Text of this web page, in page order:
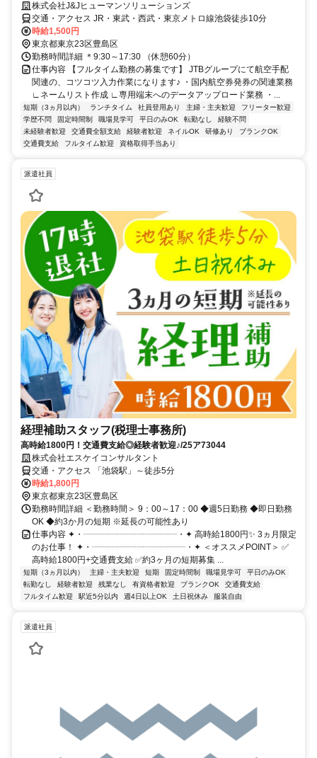
株式会社J&Jヒューマンソリューションズ
交通・アクセス JR・東武・西武・東京メトロ線池袋徒歩10分
時給1,500円
東京都東京23区豊島区
勤務時間詳細 ＊9:30～17:30 （休憩60分）
仕事内容 【フルタイム勤務の募集です】 JTBグループにて航空手配
関連の、コツコツ入力作業になります♪ ・国内航空券発券の関連業務
∟ネームリスト作成 ∟専用端末へのデータアップロード業務 ・...
短期（3ヵ月以内） ランチタイム 社員登用あり 主婦・主夫歓迎
フリーター歓迎
学歴不問
固定時間制 職場見学可 平日のみOK 転勤なし
経験不問
未経験者歓迎
交通費全額支給 経験者歓迎 ネイルOK 研修あり
ブランクOK
交通費支給
フルタイム歓迎 資格取得手当あり
派遣社員
経理補助スタッフ(税理士事務所)
高時給1800円！交通費支給◎経験者歓迎♪/25ア73044
株式会社エスケイコンサルタント
交通・アクセス 「池袋駅」～徒歩5分
時給1,800円
東京都東京23区豊島区
勤務時間詳細 ＜勤務時間＞ 9：00～17：00 ◆週5日勤務 ◆即日勤務
OK ◆約3か月の短期 ※延長の可能性あり
仕事内容 ✦・┈┈┈┈┈┈┈┈┈┈┈・✦ 高時給1800円✨ 3ヵ月限定
のお仕事！ ✦・┈┈┈┈┈┈┈┈┈┈┈・✦ ＜オススメPOINT＞ ✅
高時給1800円+交通費支給 ✅約3ヶ月の短期募集 ...
短期（3ヵ月以内） 主婦・主夫歓迎 短期 固定時間制 職場見学可
平日のみOK
転勤なし
経験者歓迎 残業なし 有資格者歓迎 ブランクOK
交通費支給
フルタイム歓迎
駅近5分以内 週4日以上OK 土日祝休み 服装自由
派遣社員